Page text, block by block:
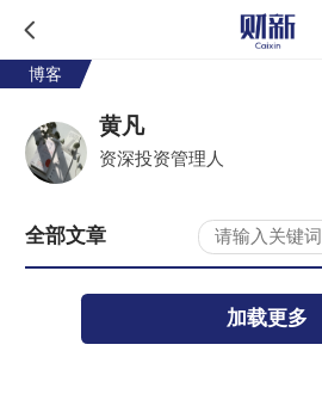
博客
黄凡
资深投资管理人
全部文章
加载更多